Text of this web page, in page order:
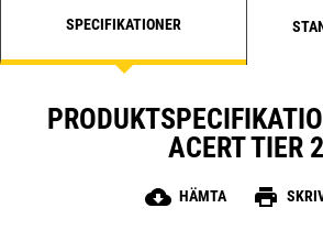
SPECIFIKATIONER
ACERT TIER 2
cloud_download HÄMTA print